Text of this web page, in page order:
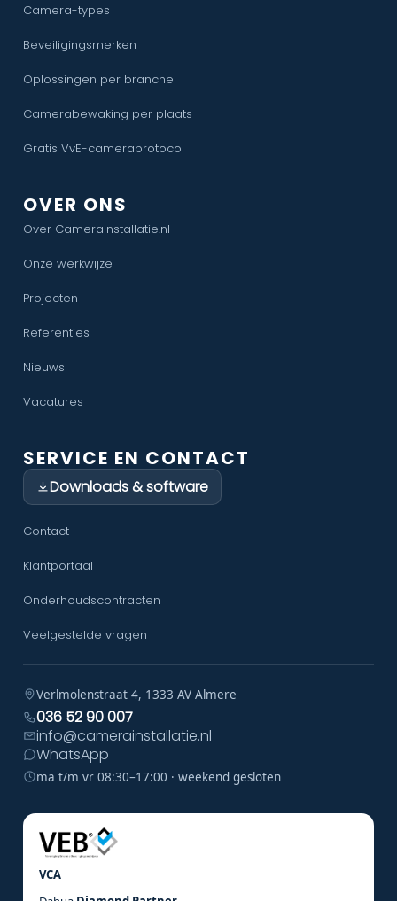
Camera-types
Beveiligingsmerken
Oplossingen per branche
Camerabewaking per plaats
Gratis VvE-cameraprotocol
OVER ONS
Over CameraInstallatie.nl
Onze werkwijze
Projecten
Referenties
Nieuws
Vacatures
SERVICE EN CONTACT
Downloads & software
Contact
Klantportaal
Onderhoudscontracten
Veelgestelde vragen
Verlmolenstraat 4, 1333 AV Almere
036 52 90 007
info@camerainstallatie.nl
WhatsApp
ma t/m vr 08:30–17:00 · weekend gesloten
VCA